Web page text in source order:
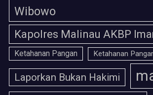
Wibowo
Kapolres Malinau AKBP
Ketahanan Pangan Ketahanan
Laporkan Bukan Hakimi